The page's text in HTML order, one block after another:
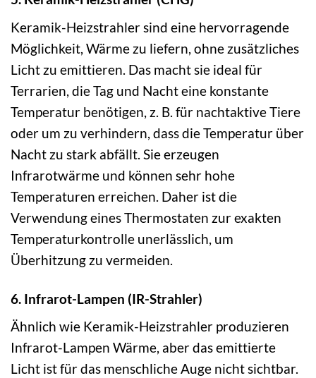
Keramik-Heizstrahler sind eine hervorragende
Möglichkeit, Wärme zu liefern, ohne zusätzliches
Licht zu emittieren. Das macht sie ideal für
Terrarien, die Tag und Nacht eine konstante
Temperatur benötigen, z. B. für nachtaktive Tiere
oder um zu verhindern, dass die Temperatur über
Nacht zu stark abfällt. Sie erzeugen
Infrarotwärme und können sehr hohe
Temperaturen erreichen. Daher ist die
Verwendung eines Thermostaten zur exakten
Temperaturkontrolle unerlässlich, um
Überhitzung zu vermeiden.
6. Infrarot-Lampen (IR-Strahler)
Ähnlich wie Keramik-Heizstrahler produzieren
Infrarot-Lampen Wärme, aber das emittierte
Licht ist für das menschliche Auge nicht sichtbar.